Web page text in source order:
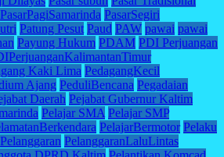
PasarPagiSamarinda PasarSegiri
Patung Pesut Paud PAW pawai pawai
Payung Hukum PDAM PDI Perjuangan
Kaki Lima PedagangKecil
Ajang PeduliBencana Pegadaian
Daerah Pejabat Gubernur Kaltim
Pelajar SMA Pelajar SMP
PelajarBermotor Pelaku
Pelanggaran PelanggaranLaluLintas